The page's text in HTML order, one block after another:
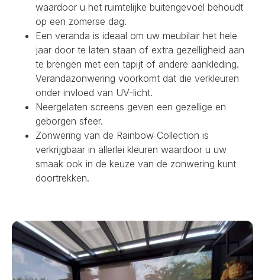
waardoor u het ruimtelijke buitengevoel behoudt
op een zomerse dag.
Een veranda is ideaal om uw meubilair het hele
jaar door te laten staan of extra gezelligheid aan
te brengen met een tapijt of andere aankleding.
Verandazonwering voorkomt dat die verkleuren
onder invloed van UV-licht.
Neergelaten screens geven een gezellige en
geborgen sfeer.
Zonwering van de Rainbow Collection is
verkrijgbaar in allerlei kleuren waardoor u uw
smaak ook in de keuze van de zonwering kunt
doortrekken.